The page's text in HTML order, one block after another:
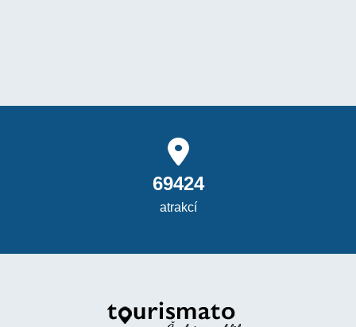
69424
atrakcí